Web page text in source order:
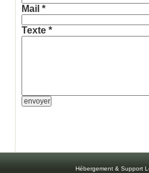
Mail *
Texte *
Hébergement & Support